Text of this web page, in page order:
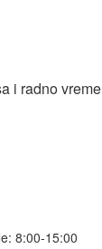
i radno vreme
8:00-15:00